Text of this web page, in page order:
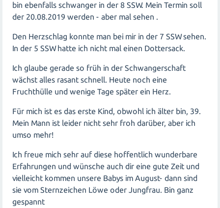
bin ebenfalls schwanger in der 8 SSW. Mein Termin soll
der 20.08.2019 werden - aber mal sehen .
Den Herzschlag konnte man bei mir in der 7 SSW sehen.
In der 5 SSW hatte ich nicht mal einen Dottersack.
Ich glaube gerade so früh in der Schwangerschaft
wächst alles rasant schnell. Heute noch eine
Fruchthülle und wenige Tage später ein Herz.
Für mich ist es das erste Kind, obwohl ich älter bin, 39.
Mein Mann ist leider nicht sehr froh darüber, aber ich
umso mehr!
Ich freue mich sehr auf diese hoffentlich wunderbare
Erfahrungen und wünsche auch dir eine gute Zeit und
vielleicht kommen unsere Babys im August- dann sind
sie vom Sternzeichen Löwe oder Jungfrau. Bin ganz
gespannt